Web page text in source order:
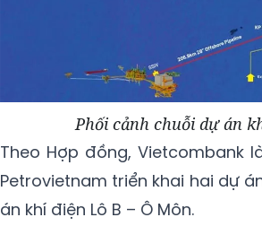
Phối cảnh chuỗi dự án
Theo Hợp đồng, Vietcombank
Petrovietnam triển khai hai dự
án khí điện Lô B – Ô Môn.